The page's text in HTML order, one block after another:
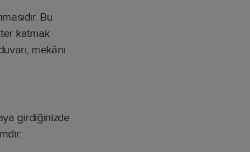
Bu
katmak
mekânı
girdiğinizde